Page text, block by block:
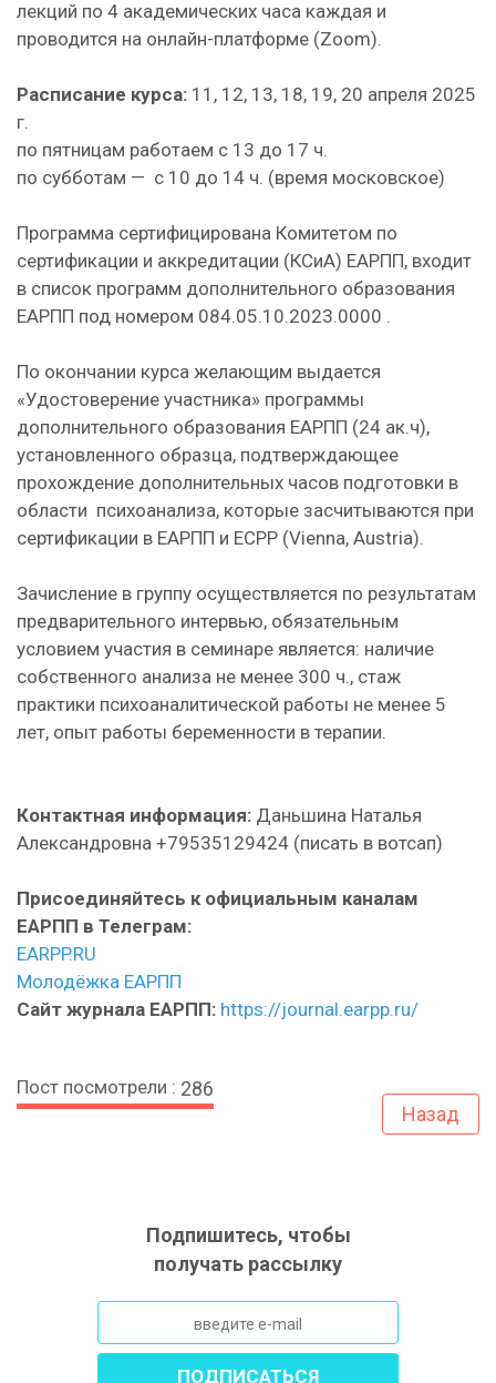
лекций по 4 академических часа каждая и
проводится на онлайн-платформе (Zoom).
Расписание курса: 11, 12, 13, 18, 19, 20 апреля 2025
г.
по пятницам работаем с 13 до 17 ч.
по субботам — с 10 до 14 ч. (время московское)
Программа сертифицирована Комитетом по
сертификации и аккредитации (КСиА) ЕАРПП, входит
в список программ дополнительного образования
ЕАРПП под номером 084.05.10.2023.0000 .
По окончании курса желающим выдается
«Удостоверение участника» программы
дополнительного образования ЕАРПП (24 ак.ч),
установленного образца, подтверждающее
прохождение дополнительных часов подготовки в
области психоанализа, которые засчитываются при
сертификации в ЕАРПП и ECPP (Vienna, Austria).
Зачисление в группу осуществляется по результатам
предварительного интервью, обязательным
условием участия в семинаре является: наличие
собственного анализа не менее 300 ч., стаж
практики психоаналитической работы не менее 5
лет, опыт работы беременности в терапии.
Контактная информация: Даньшина Наталья
Александровна +79535129424 (писать в вотсап)
Присоединяйтесь к официальным каналам
ЕАРПП в Телеграм:
EARPP.RU
Молодёжка ЕАРПП
Сайт журнала ЕАРПП: https://journal.earpp.ru/
Пост посмотрели : 286
Назад
Подпишитесь, чтобы
получать рассылку